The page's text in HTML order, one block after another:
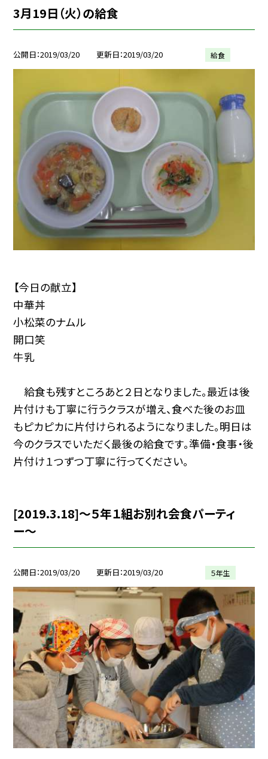
3月19日（火）の給食
公開日 2019/03/20 更新日 2019/03/20 給食
【今日の献立】
中華丼
小松菜のナムル
開口笑
牛乳
給食も残すところあと２日となりました。最近は後
片付けも丁寧に行うクラスが増え、食べた後のお皿
もピカピカに片付けられるようになりました。明日は
今のクラスでいただく最後の給食です。準備・食事・後
片付け１つずつ丁寧に行ってください。
[2019.3.18]〜５年１組お別れ会食パーティ
ー〜
公開日 2019/03/20 更新日 2019/03/20 ５年生